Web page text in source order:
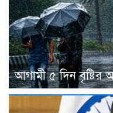
আগামী ৫ দিন বৃষ্টির